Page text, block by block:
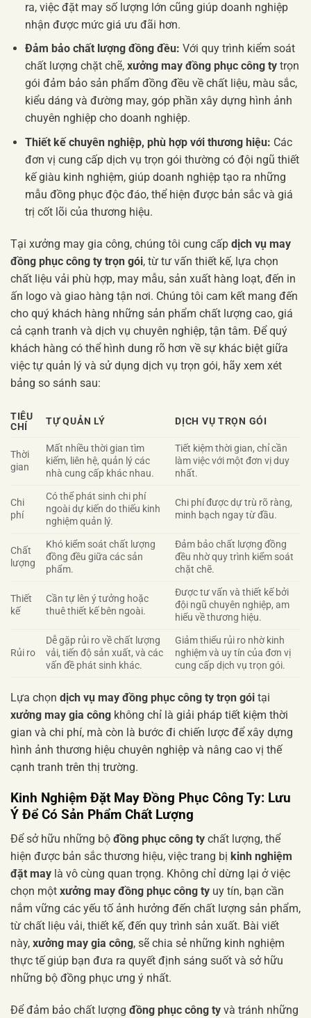
ra, việc đặt may số lượng lớn cũng giúp doanh nghiệp
nhận được mức giá ưu đãi hơn.
Đảm bảo chất lượng đồng đều: Với quy trình kiểm soát
chất lượng chặt chẽ, xưởng may đồng phục công tytrọn
gói đảm bảo sản phẩm đồng đều về chất liệu, màu sắc,
kiểu dáng và đường may, góp phần xây dựng hình ảnh
chuyên nghiệp cho doanh nghiệp.
Thiết kế chuyên nghiệp, phù hợp với thương hiệu: Các
đơn vị cung cấp dịch vụ trọn gói thường có đội ngũ thiết
kế giàu kinh nghiệm, giúp doanh nghiệp tạo ra những
mẫu đồng phục độc đáo, thể hiện được bản sắc và giá
trị cốt lõi của thương hiệu.
Tại xưởng may gia công, chúng tôi cung cấp dịch vụ may
đồng phục công ty trọn gói, từ tư vấn thiết kế, lựa chọn
chất liệu vải phù hợp, may mẫu, sản xuất hàng loạt, đến in
ấn logo và giao hàng tận nơi. Chúng tôi cam kết mang đến
cho quý khách hàng những sản phẩm chất lượng cao, giá
cả cạnh tranh và dịch vụ chuyên nghiệp, tận tâm. Để quý
khách hàng có thể hình dung rõ hơn về sự khác biệt giữa
việc tự quản lý và sử dụng dịch vụ trọn gói, hãy xem xét
bảng so sánh sau:
TIÊU
CHÍ
TỰ QUẢN LÝ DỊCH VỤ TRỌN GÓI
Thời
gian
Mất nhiều thời gian tìm
kiếm, liên hệ, quản lý các
nhà cung cấp khác nhau.
Tiết kiệm thời gian, chỉ cần
làm việc với một đơn vị duy
nhất.
Chi
phí
Có thể phát sinh chi phí
ngoài dự kiến do thiếu kinh
nghiệm quản lý.
Chi phí được dự trù rõ ràng,
minh bạch ngay từ đầu.
Chất
lượng
Khó kiểm soát chất lượng
đồng đều giữa các sản
phẩm.
Đảm bảo chất lượng đồng
đều nhờ quy trình kiểm soát
chặt chẽ.
Thiết
kế
Cần tự lên ý tưởng hoặc
thuê thiết kế bên ngoài.
Được tư vấn và thiết kế bởi
đội ngũ chuyên nghiệp, am
hiểu về thương hiệu.
Rủi ro
Dễ gặp rủi ro về chất lượng
vải, tiến độ sản xuất, và các
vấn đề phát sinh khác.
Giảm thiểu rủi ro nhờ kinh
nghiệm và uy tín của đơn vị
cung cấp dịch vụ trọn gói.
Lựa chọn dịch vụ may đồng phục công ty trọn gói tại
xưởng may gia công không chỉ là giải pháp tiết kiệm thời
gian và chi phí, mà còn là bước đi chiến lược để xây dựng
hình ảnh thương hiệu chuyên nghiệp và nâng cao vị thế
cạnh tranh trên thị trường.
Kinh Nghiệm Đặt May Đồng Phục Công Ty: Lưu
Ý Để Có Sản Phẩm Chất Lượng
Để sở hữu những bộ đồng phục công ty chất lượng, thể
hiện được bản sắc thương hiệu, việc trang bị kinh nghiệm
đặt may là vô cùng quan trọng. Không chỉ dừng lại ở việc
chọn một xưởng may đồng phục công ty uy tín, bạn cần
nắm vững các yếu tố ảnh hưởng đến chất lượng sản phẩm,
từ chất liệu vải, thiết kế, đến quy trình sản xuất. Bài viết
này, xưởng may gia công, sẽ chia sẻ những kinh nghiệm
thực tế giúp bạn đưa ra quyết định sáng suốt và sở hữu
những bộ đồng phục ưng ý nhất.
Để đảm bảo chất lượng đồng phục công ty và tránh những